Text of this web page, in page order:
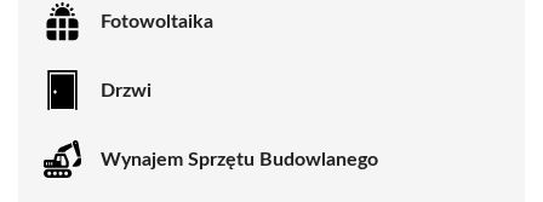
Fotowoltaika
Drzwi
Wynajem Sprzętu Budowlanego